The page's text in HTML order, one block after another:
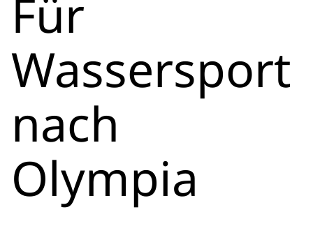
Für
Wassersport
nach
Olympia